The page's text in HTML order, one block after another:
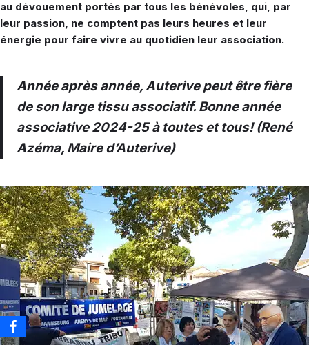
au dévouement portés par tous les bénévoles, qui, par
leur passion, ne comptent pas leurs heures et leur
énergie pour faire vivre au quotidien leur association.
Année après année, Auterive peut être fière
de son large tissu associatif. Bonne année
associative 2024-25 à toutes et tous! (René
Azéma, Maire d’Auterive)